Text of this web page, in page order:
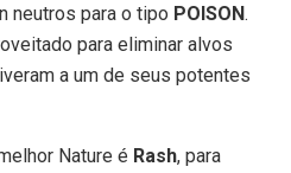
neutros para o tipo POISON.
para eliminar alvos
a um de seus potentes
Nature é Rash, para